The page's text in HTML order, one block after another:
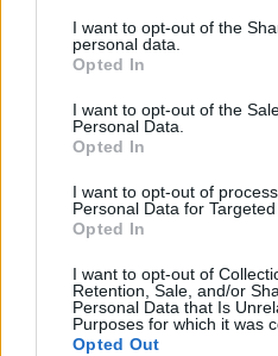
not limited to your visit or
grant or deny consent to
use your data for below
consent section.
I want to opt-out of the
personal data.
Opted In
I want to opt-out of the
Personal Data.
Opted In
I want to opt-out of
Personal Data for Targeted
Opted In
I want to opt-out of
Retention, Sale, and/or
Personal Data that Is
Purposes for which it was
Opted Out
SZOMBATHELYI
VEREKEDÉS MIATT KELL
2025. június. 25. 08:13
Az elkövető a sértettet tenyérrel
SZOMBATHELY
DÍJAZTÁK
Eredményes volt a tanév.
TÖBB HALÁLOS
LÖVÖLDÖZÉS TÖRTÉNT